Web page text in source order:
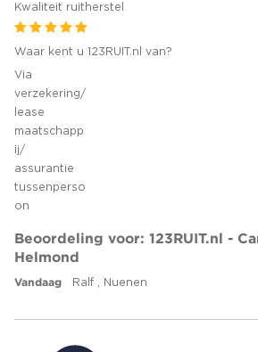
Kwaliteit ruitherstel
Waar kent u 123RUIT.nl van?
Via
verzekering/
lease
maatschapp
ij/
assurantie
tussenperso
on
Beoordeling voor: 123RUIT.nl -
Helmond
Vandaag Ralf , Nuenen